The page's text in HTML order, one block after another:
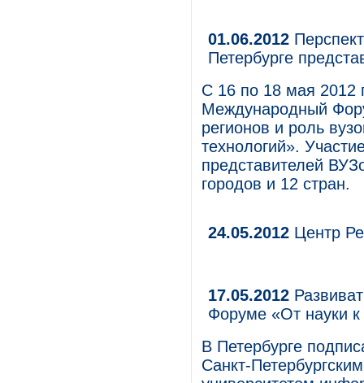
01.06.2012
Петербурге
С 16 по 18 мая 2012
Международный
регионов и роль
технологий».
представителей
городов и 12 стран.
24.05.2012 Центр
17.05.2012
Форуме «От науки к
В Петербурге
Санкт-